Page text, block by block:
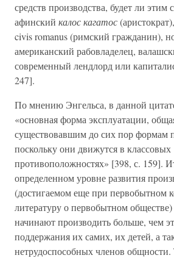
средств производства, будет ли этим
афинский калос кагатос
civis romanus (римский гражданин),
американский рабовладелец,
современный лендлорд или
247].
По мнению Энгельса, в данной
«основная форма эксплуатации,
существовавшим до сих пор формам
поскольку они движутся в классовых
противоположностях» [398, с. 159].
определенном уровне развития
(достигаемом еще при первобытном
литературу о первобытном
начинают производить больше, чем
поддержания их самих, их детей, а
нетрудоспособных членов общности.